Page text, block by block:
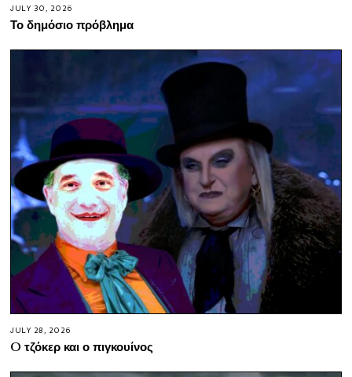
JULY 30, 2026
Το δημόσιο πρόβλημα
JULY 28, 2026
O τζόκερ και ο πιγκουίνος